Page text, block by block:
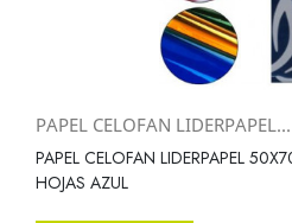
PAPEL CELOFAN LIDERPAPEL...
PAPEL CELOFAN LIDERPAPEL
HOJAS AZUL